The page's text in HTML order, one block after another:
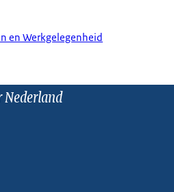
en Werkgelegenheid
Nederland